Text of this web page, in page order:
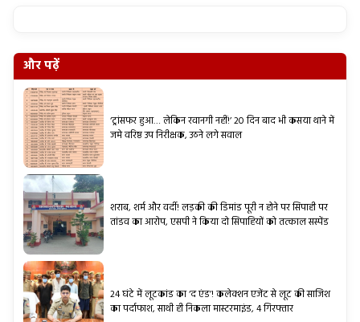
और पढ़ें
‘ट्रांसफर हुआ… लेकिन रवानगी नहीं!’ 20 दिन बाद भी कसया थाने में
जमे वरिष्ठ उप निरीक्षक, उठने लगे सवाल
शराब, शर्म और वर्दी! लड़की की डिमांड पूरी न होने पर सिपाही पर
तांडव का आरोप, एसपी ने किया दो सिपाहियों को तत्काल सस्पेंड
24 घंटे में लूटकांड का ‘द एंड’! कलेक्शन एजेंट से लूट की साजिश
का पर्दाफाश, साथी ही निकला मास्टरमाइंड, 4 गिरफ्तार